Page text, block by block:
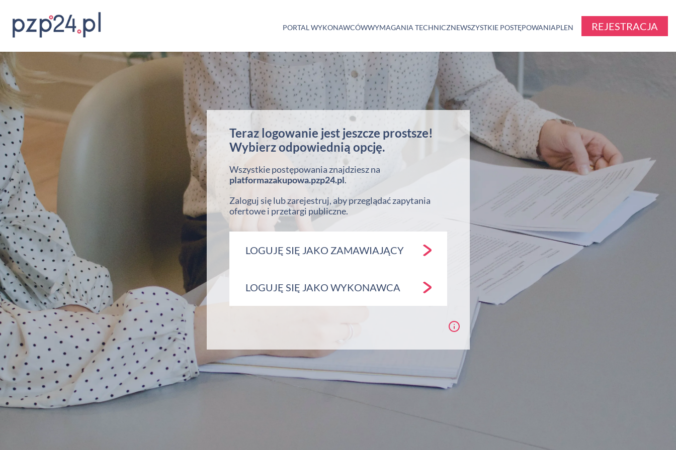
PORTAL WYKONAWCÓWWYMAGANIA TECHNICZNEWSZYSTKIE POSTĘPOWANIAPLEN REJESTRACJA
Teraz logowanie jest jeszcze prostsze!
Wybierz odpowiednią opcję.
Wszystkie postępowania znajdziesz na
platformazakupowa.pzp24.pl.
Zaloguj się lub zarejestruj, aby przeglądać zapytania
ofertowe i przetargi publiczne.
LOGUJĘ SIĘ JAKO ZAMAWIAJĄCY
LOGUJĘ SIĘ JAKO WYKONAWCA